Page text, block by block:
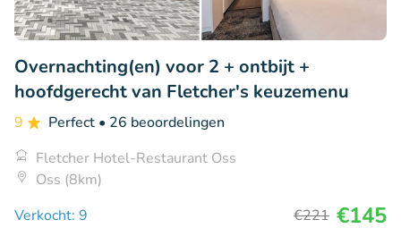
Overnachting(en) voor 2 + ontbijt +
hoofdgerecht van Fletcher's keuzemenu
9 Perfect • 26 beoordelingen
Fletcher Hotel-Restaurant Oss
Oss (8km)
Verkocht: 9
€221 €145